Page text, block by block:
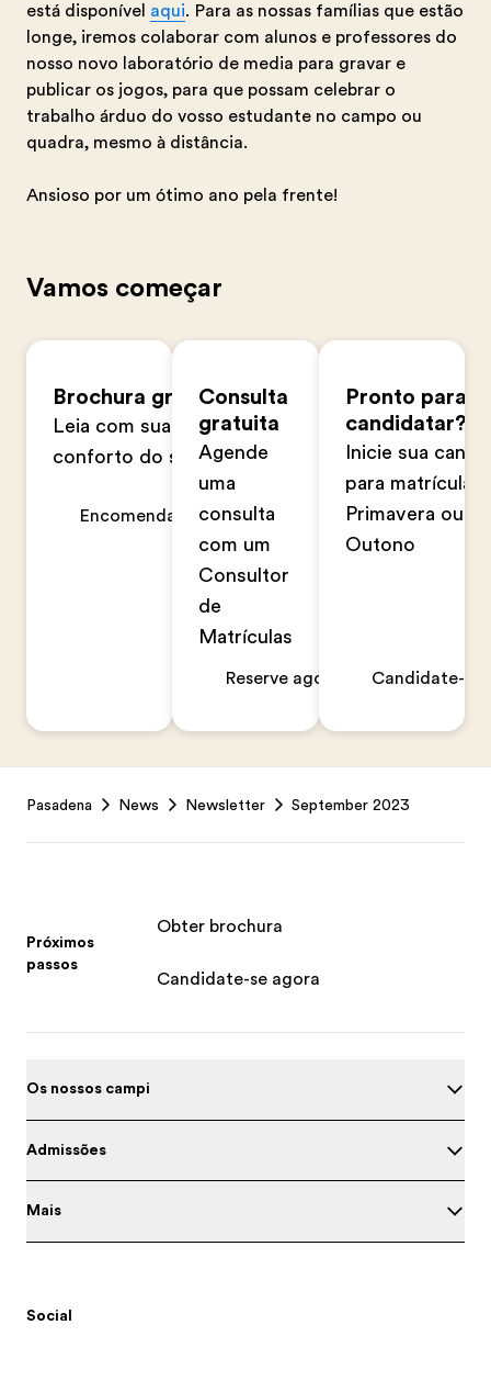
está disponível aqui. Para as nossas famílias que estão
longe, iremos colaborar com alunos e professores do
nosso novo laboratório de media para gravar e
publicar os jogos, para que possam celebrar o
trabalho árduo do vosso estudante no campo ou
quadra, mesmo à distância.
Ansioso por um ótimo ano pela frente!
Vamos começar
Brochura gratuita
Leia com sua família no
conforto do seu lar
Encomendar agora
Consulta
gratuita
Agende
uma
consulta
com um
Consultor
de
Matrículas
Reserve agora
Pronto para
candidatar?
Inicie sua
para matrícula
Primavera ou no
Outono
Candidate-se
Pasadena News Newsletter September 2023
Próximos
passos
Obter brochura
Candidate-se agora
Os nossos campi
Admissões
Mais
Social